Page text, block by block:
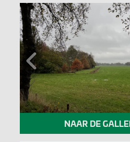
Previous
NAAR DE